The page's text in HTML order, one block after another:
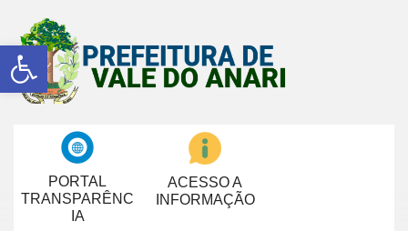
Abrir a barra de ferramentas
PORTAL
TRANSPARÊNC
IA
ACESSO A
INFORMAÇÃO